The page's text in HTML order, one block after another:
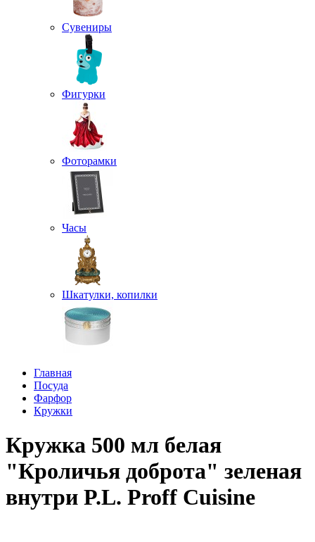
Сувениры
Фигурки
Фоторамки
Часы
Шкатулки, копилки
Главная
Посуда
Фарфор
Кружки
Кружка 500 мл белая
"Кроличья доброта" зеленая
внутри P.L. Proff Cuisine